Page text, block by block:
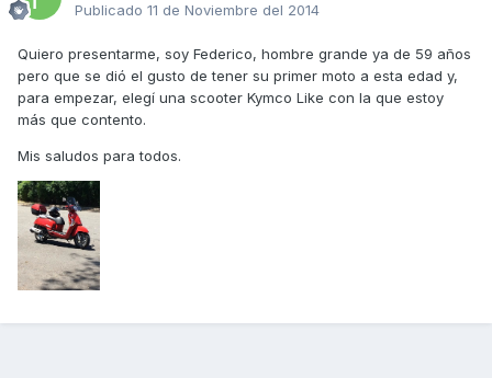
Publicado 11 de Noviembre del 2014
Quiero presentarme, soy Federico, hombre grande ya de 59 años
pero que se dió el gusto de tener su primer moto a esta edad y,
para empezar, elegí una scooter Kymco Like con la que estoy
más que contento.
Mis saludos para todos.